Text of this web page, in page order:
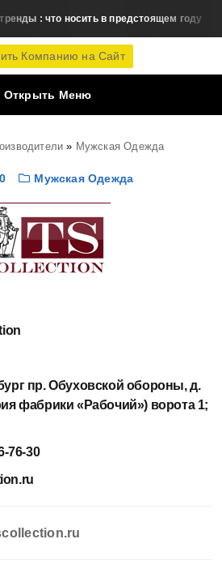
: что носить в предстоящем году
Компанию на Сайт
Открыть Меню
» Мужская Одежда
0 Мужская Одежда
пр. Обуховской обороны, д.
фабрики «Рабочий») ворота 1;
76-30